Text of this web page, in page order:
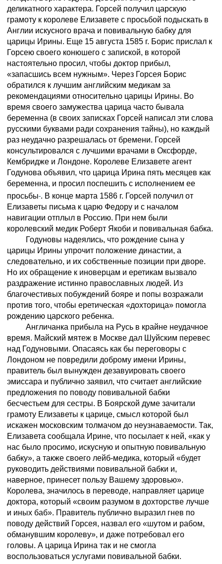
деликатного характера. Горсей получил царскую
грамоту к королеве Елизавете с просьбой подыскать в
Англии искусного врача и повивальную бабку для
царицы Ирины. Еще 15 августа 1585 г. Борис прислал к
Горсею своего конюшего с запиской, в которой
настоятельно просил, чтобы доктор прибыл,
«запасшись всем нужным». Через Горсея Борис
обратился к лучшим английским медикам за
рекомендациями относительно царицы Ирины. Во
время своего замужества царица часто бывала
беременна (в своих записках Горсей написал эти слова
русскими буквами ради сохранения тайны), но каждый
раз неудачно разрешалась от бремени. Горсей
консультировался с лучшими врачами в Оксфорде,
Кембридже и Лондоне. Королеве Елизавете агент
Годунова объявил, что царица Ирина пять месяцев как
беременна, и просил поспешить с исполнением ее
просьбы . В конце марта 1586 г. Горсей получил от
Елизаветы письма к царю Федору и с началом
навигации отплыл в Россию. При нем были
королевский медик Роберт Якоби и повивальная бабка.
Годуновы надеялись, что рождение сына у
царицы Ирины упрочит положение династии, а
следовательно, и их собственные позиции при дворе.
Но их обращение к иноверцам и еретикам вызвало
раздражение истинно православных людей. Из
благочестивых побуждений бояре и попы возражали
против того, чтобы еретическая «дохторица» помогла
рождению царского ребенка.
Англичанка прибыла на Русь в крайне неудачное
время. Майский мятеж в Москве дал Шуйским перевес
над Годуновыми. Опасаясь как бы переговоры с
Лондоном не повредили доброму имени Ирины,
правитель был вынужден дезавуировать своего
эмиссара и публично заявил, что считает английские
предложения по поводу повивальной бабки
бесчестьем для сестры. В Боярской думе зачитали
грамоту Елизаветы к царице, смысл которой был
искажен московским толмачом до неузнаваемости. Так,
Елизавета сообщала Ирине, что посылает к ней, «как у
нас было просимо, искусную и опытную повивальную
бабку», а также своего лейб-медика, который «будет
руководить действиями повивальной бабки и,
наверное, принесет пользу Вашему здоровью».
Королева, значилось в переводе, направляет царице
доктора, который «своим разумом в дохторстве лучше
и иных баб». Правитель публично выразил гнев по
поводу действий Горсея, назвал его «шутом и рабом,
обманувшим королеву», и даже потребовал его
головы. А царица Ирина так и не смогла
воспользоваться услугами повивальной бабки.